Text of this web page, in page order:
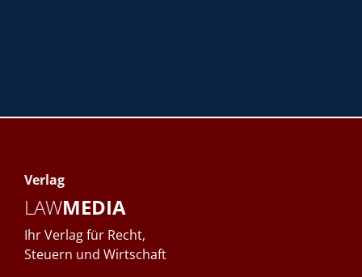
Verlag
LAWMEDIA
Ihr Verlag für Recht,
Steuern und Wirtschaft